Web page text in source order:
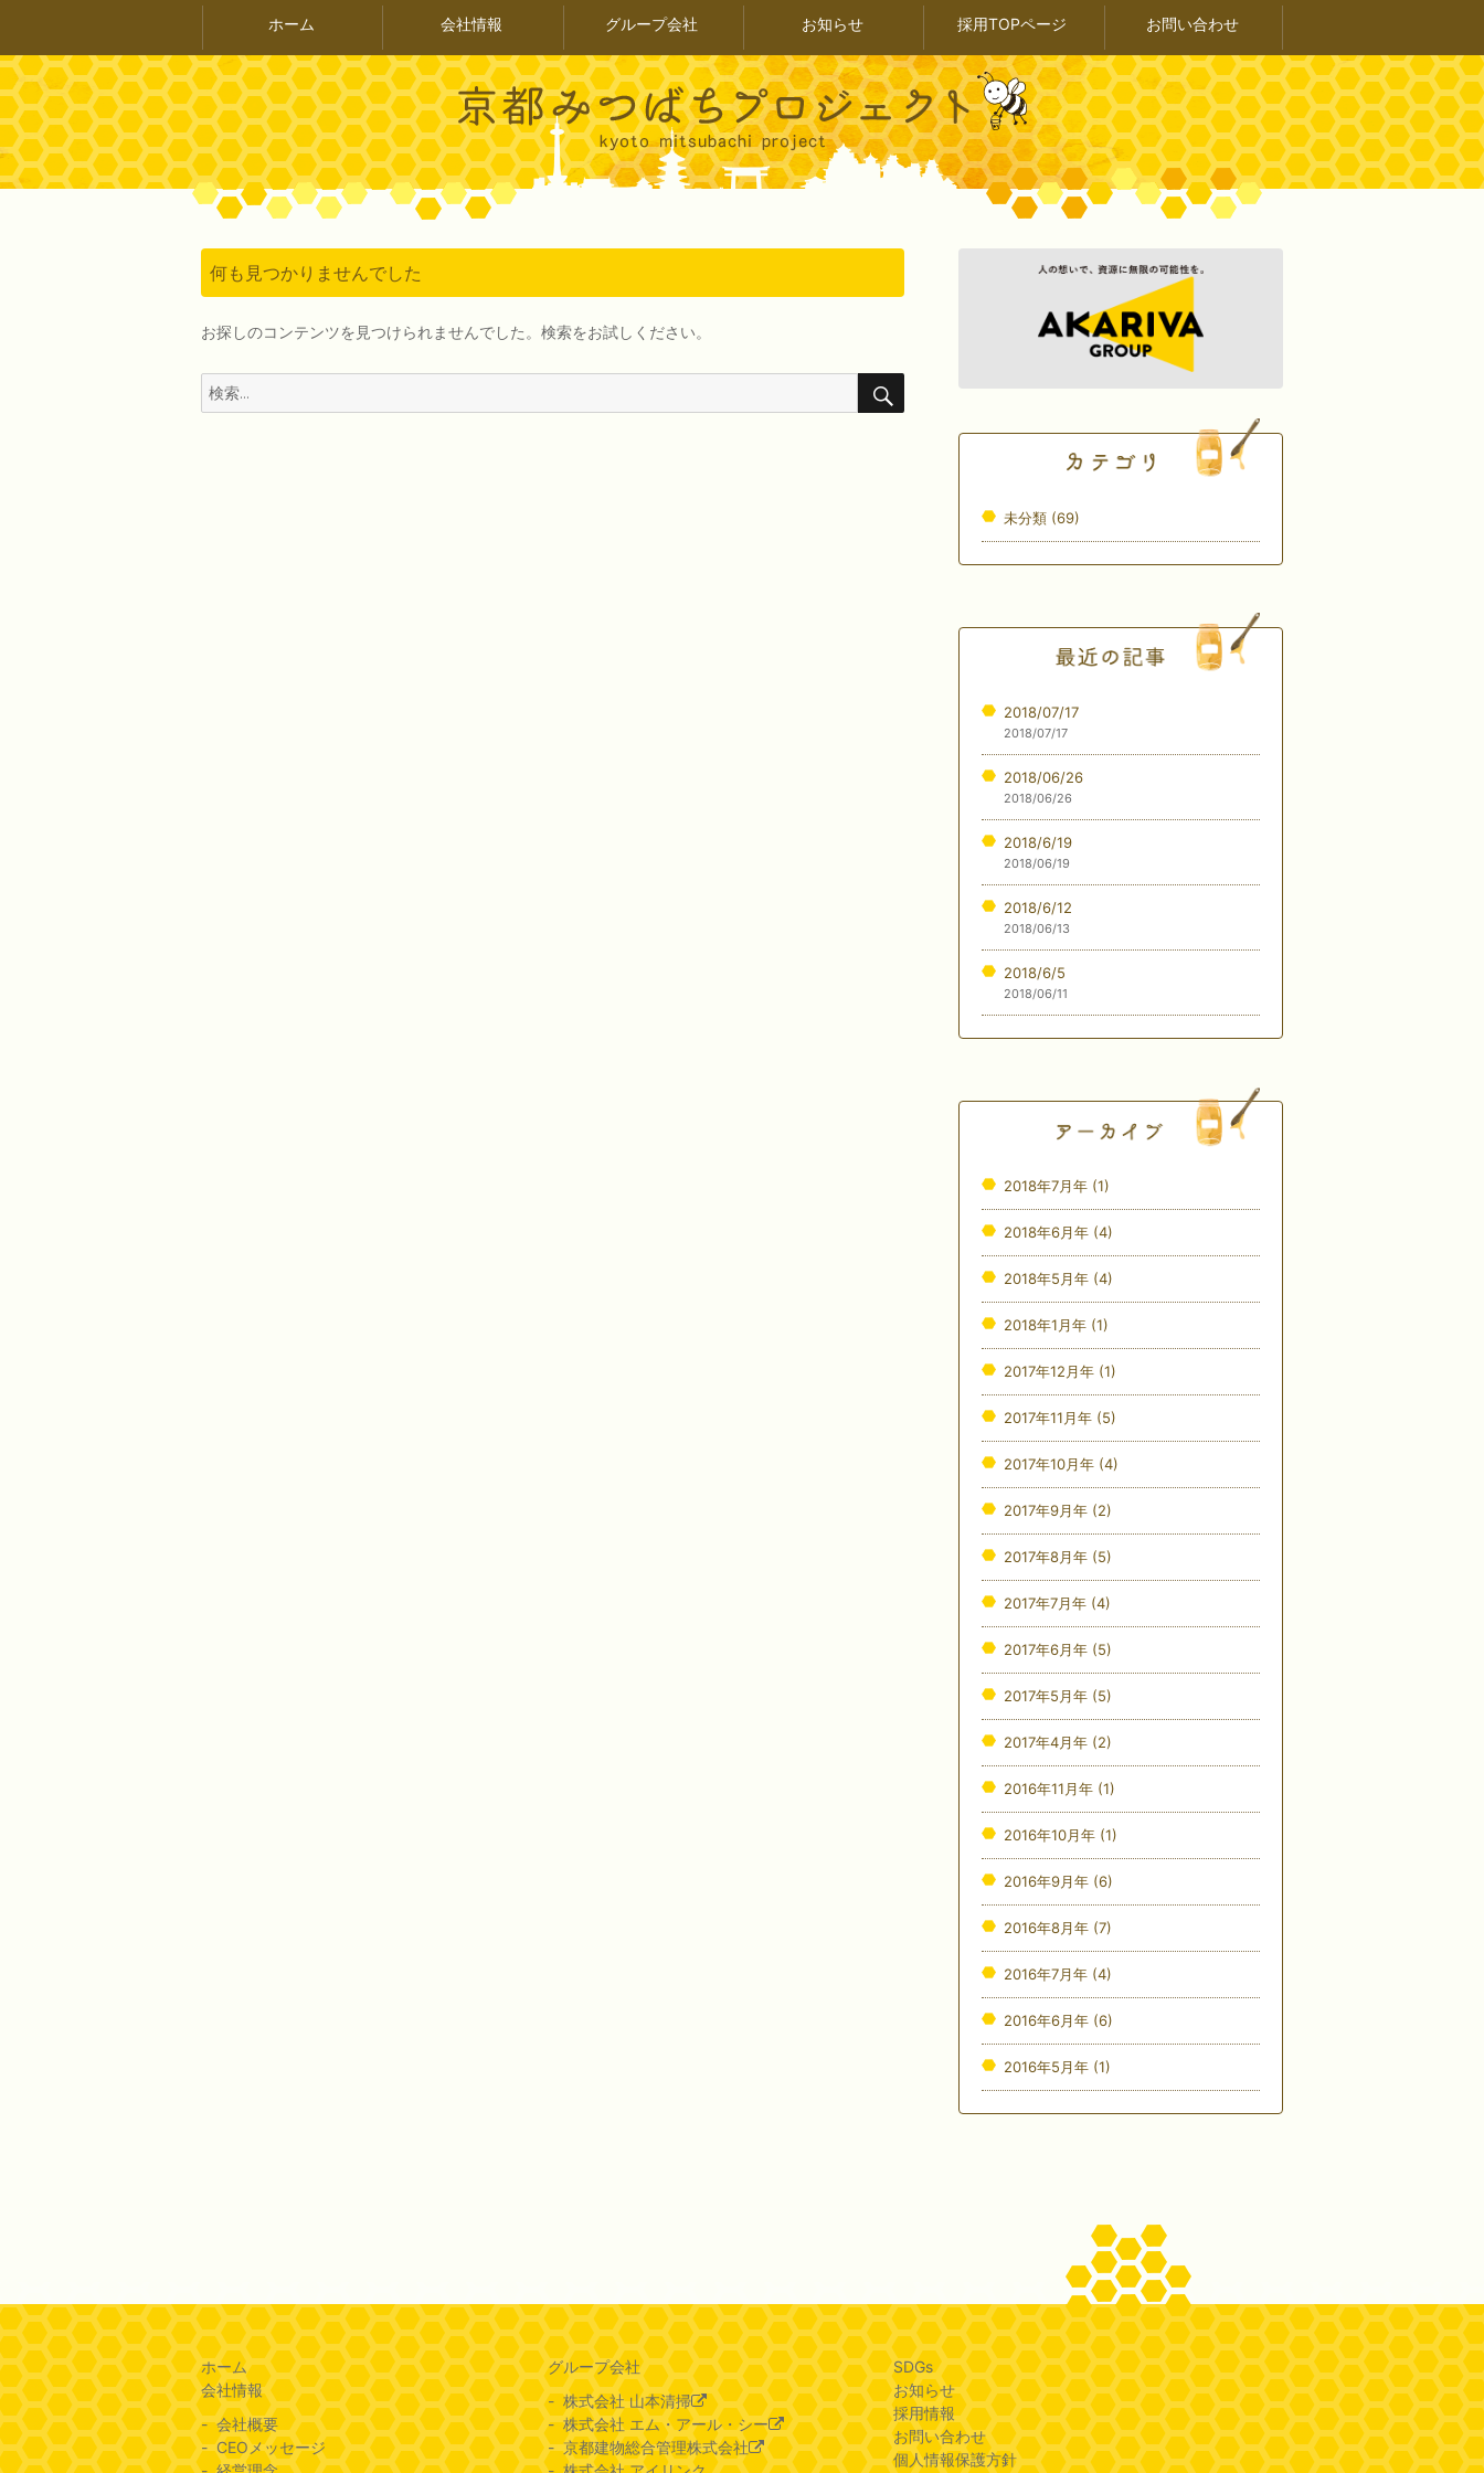
ホーム 会社情報 グループ会社 お知らせ 採用TOPページ お問い合わせ
何も見つかりませんでした
お探しのコンテンツを見つけられませんでした。検索をお試しください。
検
索:
検
未分類 (69)
2018/07/17
2018/07/17
2018/06/26
2018/06/26
2018/6/19
2018/06/19
2018/6/12
2018/06/13
2018/6/5
2018/06/11
2018年7月年 (1)
2018年6月年 (4)
2018年5月年 (4)
2018年1月年 (1)
2017年12月年 (1)
2017年11月年 (5)
2017年10月年 (4)
2017年9月年 (2)
2017年8月年 (5)
2017年7月年 (4)
2017年6月年 (5)
2017年5月年 (5)
2017年4月年 (2)
2016年11月年 (1)
2016年10月年 (1)
2016年9月年 (6)
2016年8月年 (7)
2016年7月年 (4)
2016年6月年 (6)
2016年5月年 (1)
ホーム
会社情報
会社概要
CEOメッセージ
グループ会社
株式会社 山本清掃
株式会社 エム・アール・シー
京都建物総合管理株式会社
SDGs
お知らせ
採用情報
お問い合わせ
個人情報保護方針